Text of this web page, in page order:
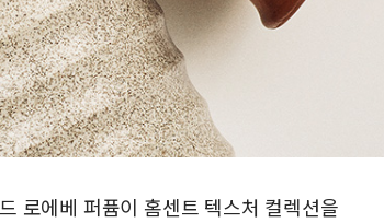
로에베 퍼퓸이 홈센트 텍스처 컬렉션을